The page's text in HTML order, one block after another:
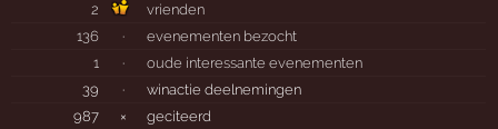
2
vrienden
136
·
evenementen bezocht
1
·
oude interessante evenementen
39
·
winactie deelnemingen
987
×
geciteerd